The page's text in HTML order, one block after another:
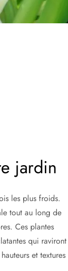
jardin
les plus froids.
tout au long de
Ces plantes
qui raviront
et textures